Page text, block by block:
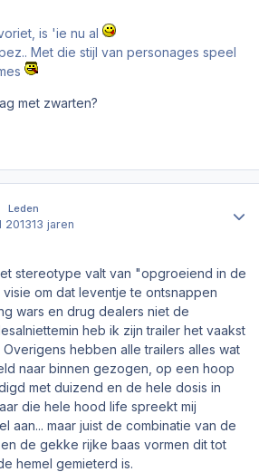
is 'ie nu al
Met die stijl van personages speel
met zwarten?
Leden
201313 jaren
stereotype valt van "opgroeiend in de
om dat leventje te ontsnappen
wars en drug dealers niet de
heb ik zijn trailer het vaakst
hebben alle trailers alles wat
naar binnen gezogen, op een hoop
met duizend en de hele dosis in
die hele hood life spreekt mij
aan... maar juist de combinatie van de
de gekke rijke baas vormen dit tot
hemel gemieterd is.